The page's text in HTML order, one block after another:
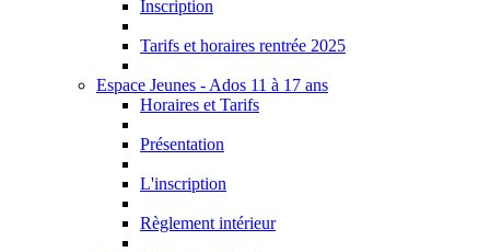
Inscription
Tarifs et horaires rentrée 2025
Espace Jeunes - Ados 11 à 17 ans
Horaires et Tarifs
Présentation
L'inscription
Règlement intérieur